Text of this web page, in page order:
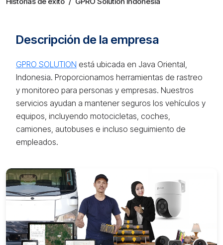
Descripción de la empresa
GPRO SOLUTION está ubicada en Java Oriental,
Indonesia. Proporcionamos herramientas de rastreo
y monitoreo para personas y empresas. Nuestros
servicios ayudan a mantener seguros los vehículos y
equipos, incluyendo motocicletas, coches,
camiones, autobuses e incluso seguimiento de
empleados.